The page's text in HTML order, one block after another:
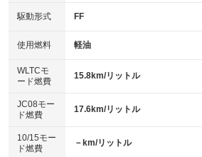
USB入力端子
：装備あり
100V電源
：装備なし
センターデフロック
：装備なし
電動格納ミラー
：装備あり
HID(キセノンライト)
：装備なし
バックカメラ
：装備あり
エアロ
：装備なし
：装備なし
パワーシート
ベンチシート
：装備なし
駆動形式 FF
使用燃料 軽油
WLTCモ
ード燃費
15.8km/リットル
JC08モー
ド燃費
17.6km/リットル
10/15モー
ド燃費
－km/リットル